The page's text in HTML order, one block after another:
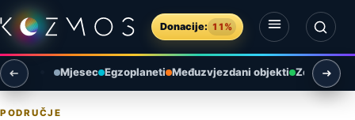
Preskoči na sadržaj
Donacije: 11%
Otvori izbornik
Otvori pretragu
Mjesec Egzoplaneti Međuzvjezdani objekti Zemlja i
PODRUČJE